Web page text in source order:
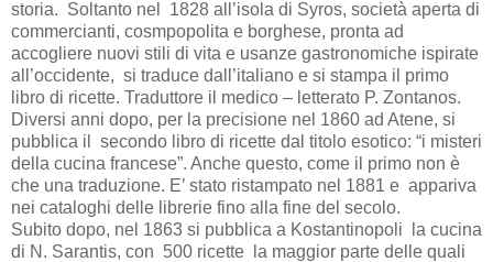
storia. Soltanto nel 1828 all’isola di Syros, società aperta di
commercianti, cosmpopolita e borghese, pronta ad
accogliere nuovi stili di vita e usanze gastronomiche ispirate
all’occidente, si traduce dall’italiano e si stampa il primo
libro di ricette. Traduttore il medico – letterato P. Zontanos.
Diversi anni dopo, per la precisione nel 1860 ad Atene, si
pubblica il secondo libro di ricette dal titolo esotico: “i misteri
della cucina francese”. Anche questo, come il primo non è
che una traduzione. E’ stato ristampato nel 1881 e appariva
nei cataloghi delle librerie fino alla fine del secolo.
Subito dopo, nel 1863 si pubblica a Kostantinopoli la cucina
di N. Sarantis, con 500 ricette la maggior parte delle quali